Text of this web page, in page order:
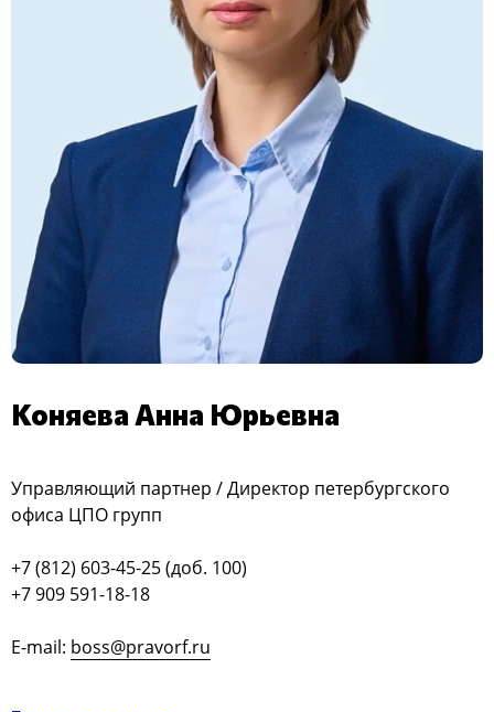
Коняева Анна Юрьевна
Управляющий партнер / Директор петербургского
офиса ЦПО групп
+7 (812) 603-45-25 (доб. 100)
+7 909 591-18-18
E-mail: boss@pravorf.ru